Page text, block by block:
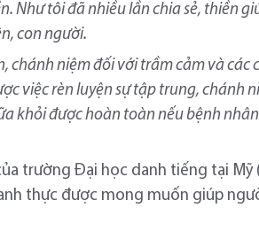
Như tôi đã nhiều lần chia sẻ, thiền
con người.
chánh niệm đối với trầm cảm và các
việc rèn luyện sự tập trung, chánh
khỏi được hoàn toàn nếu bệnh
trường Đại học danh tiếng tại Mỹ
thực được mong muốn giúp